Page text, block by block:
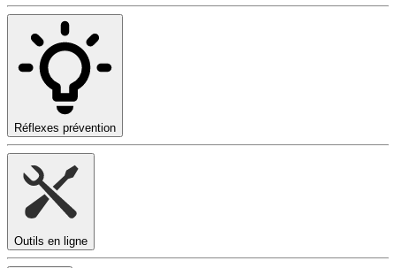
Réflexes prévention
Outils en ligne